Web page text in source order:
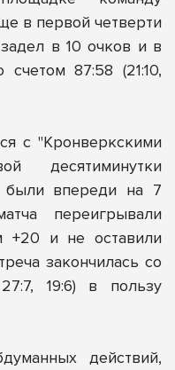
в первой четверти
в 10 очков и в
87:58 (21:10,
с "Кронверкскими
десятиминутки
были впереди на 7
переигрывали
+20 и не оставили
закончилась со
19:6) в пользу
действий,